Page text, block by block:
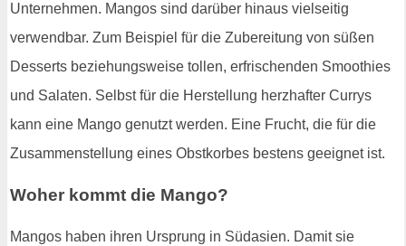
Unternehmen. Mangos sind darüber hinaus vielseitig
verwendbar. Zum Beispiel für die Zubereitung von süßen
Desserts beziehungsweise tollen, erfrischenden Smoothies
und Salaten. Selbst für die Herstellung herzhafter Currys
kann eine Mango genutzt werden. Eine Frucht, die für die
Zusammenstellung eines Obstkorbes bestens geeignet ist.
Woher kommt die Mango?
Mangos haben ihren Ursprung in Südasien. Damit sie